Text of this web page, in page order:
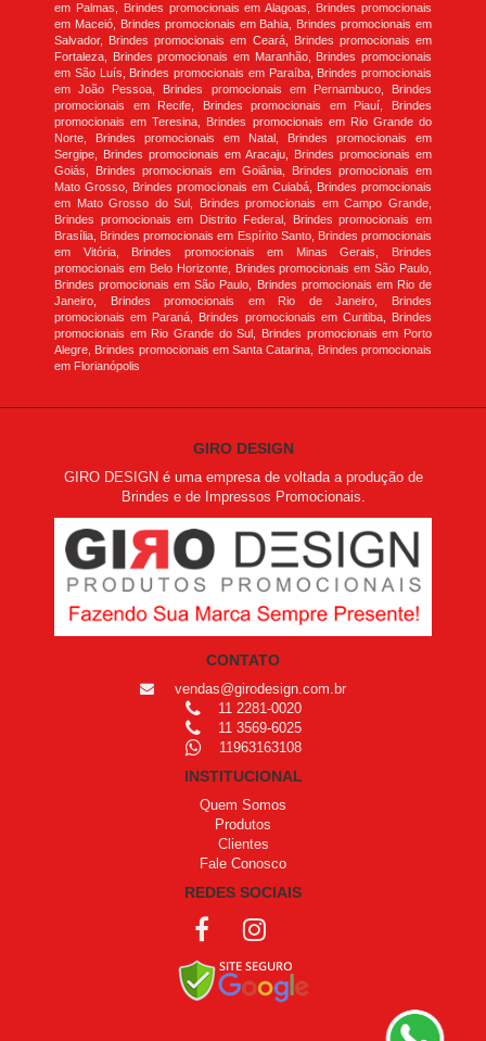
em Palmas, Brindes promocionais em Alagoas, Brindes promocionais
em Maceió, Brindes promocionais em Bahia, Brindes promocionais em
Salvador, Brindes promocionais em Ceará, Brindes promocionais em
Fortaleza, Brindes promocionais em Maranhão, Brindes promocionais
em São Luís, Brindes promocionais em Paraíba, Brindes promocionais
em João Pessoa, Brindes promocionais em Pernambuco, Brindes
promocionais em Recife, Brindes promocionais em Piauí, Brindes
promocionais em Teresina, Brindes promocionais em Rio Grande do
Norte, Brindes promocionais em Natal, Brindes promocionais em
Sergipe, Brindes promocionais em Aracaju, Brindes promocionais em
Goiás, Brindes promocionais em Goiânia, Brindes promocionais em
Mato Grosso, Brindes promocionais em Cuiabá, Brindes promocionais
em Mato Grosso do Sul, Brindes promocionais em Campo Grande,
Brindes promocionais em Distrito Federal, Brindes promocionais em
Brasília, Brindes promocionais em Espírito Santo, Brindes promocionais
em Vitória, Brindes promocionais em Minas Gerais, Brindes
promocionais em Belo Horizonte, Brindes promocionais em São Paulo,
Brindes promocionais em São Paulo, Brindes promocionais em Rio de
Janeiro, Brindes promocionais em Rio de Janeiro, Brindes
promocionais em Paraná, Brindes promocionais em Curitiba, Brindes
promocionais em Rio Grande do Sul, Brindes promocionais em Porto
Alegre, Brindes promocionais em Santa Catarina, Brindes promocionais
em Florianópolis
GIRO DESIGN
GIRO DESIGN é uma empresa de voltada a produção de
Brindes e de Impressos Promocionais.
CONTATO
vendas@girodesign.com.br
11 2281-0020
11 3569-6025
11963163108
INSTITUCIONAL
Quem Somos
Produtos
Clientes
Fale Conosco
REDES SOCIAIS